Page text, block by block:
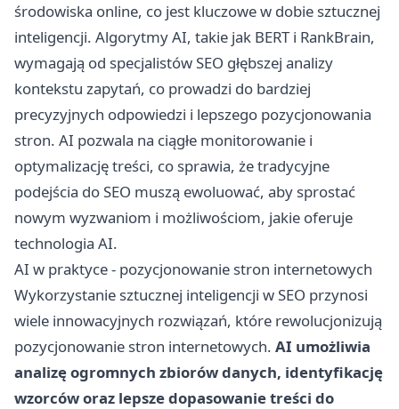
środowiska online, co jest kluczowe w dobie sztucznej
inteligencji. Algorytmy AI, takie jak BERT i RankBrain,
wymagają od specjalistów SEO głębszej analizy
kontekstu zapytań, co prowadzi do bardziej
precyzyjnych odpowiedzi i lepszego pozycjonowania
stron. AI pozwala na ciągłe monitorowanie i
optymalizację treści, co sprawia, że tradycyjne
podejścia do SEO muszą ewoluować, aby sprostać
nowym wyzwaniom i możliwościom, jakie oferuje
technologia AI.
AI w praktyce - pozycjonowanie stron internetowych
Wykorzystanie sztucznej inteligencji w SEO przynosi
wiele innowacyjnych rozwiązań, które rewolucjonizują
pozycjonowanie stron internetowych. AI umożliwia
analizę ogromnych zbiorów danych, identyfikację
wzorców oraz lepsze dopasowanie treści do